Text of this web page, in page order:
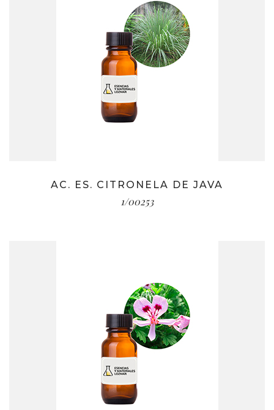
AC. ES. CITRONELA DE JAVA
1/00253